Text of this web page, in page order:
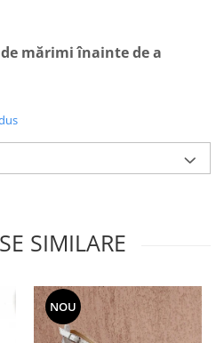
mărimi înainte de a
SIMILARE
NOU